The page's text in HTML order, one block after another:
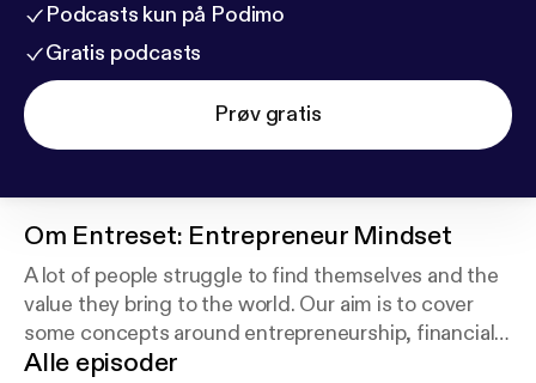
Podcasts kun på Podimo
Gratis podcasts
Prøv gratis
Om Entreset: Entrepreneur Mindset
A lot of people struggle to find themselves and the
value they bring to the world. Our aim is to cover
some concepts around entrepreneurship, financial
literacy, how to be a digital authority and the
Alle episoder